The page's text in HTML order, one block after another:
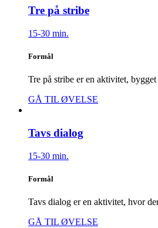
Tre på stribe
15-30 min.
Formål
Tre på stribe er en aktivitet,
GÅ TIL ØVELSE
Tavs dialog
15-30 min.
Formål
Tavs dialog er en aktivitet, hvor
GÅ TIL ØVELSE